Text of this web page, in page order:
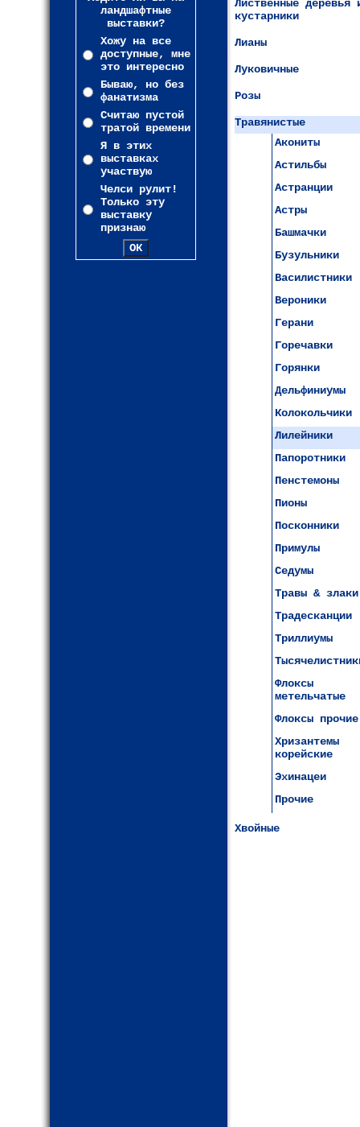
ландшафтные
выставки?
Хожу на все
доступные, мне
это интересно
Бываю, но без
фанатизма
Считаю пустой
тратой времени
Я в этих
выставках
участвую
Челси рулит!
Только эту
выставку
признаю
Лиственные деревья
кустарники
Лианы
Луковичные
Розы
Травянистые
Акониты
Астильбы
Астранции
Астры
Башмачки
Бузульники
Василистники
Вероники
Герани
Горечавки
Горянки
Дельфиниумы
Колокольчики
Лилейники
Папоротники
Пенстемоны
Пионы
Посконники
Примулы
Седумы
Травы & злаки
Традесканции
Триллиумы
Флоксы
метельчатые
Флоксы прочие
Хризантемы
корейские
Эхинацеи
Прочие
Хвойные